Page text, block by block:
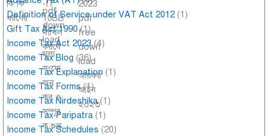
Definition of Service under VAT Act 2012 (1)
Gift Tax Act 1990(1)
Income Tax Act 2023(4)
Income Tax Blog (36)
Income Tax Explanation (1)
Income Tax Forms(1)
Income Tax Nirdeshika(1)
Income Tax Paripatra (1)
Income Tax Schedules (20)